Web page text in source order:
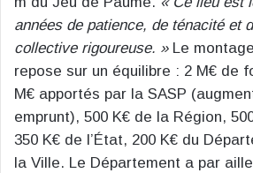
années de patience, de ténacité et
collective rigoureuse. »Le
repose sur un équilibre : 2 M€ de
M€ apportés par la SASP
emprunt), 500 K€ de la Région,
350 K€ de l’État, 200 K€ du
la Ville. Le Département a par